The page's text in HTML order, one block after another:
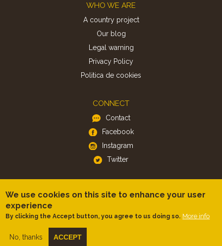
WHO WE ARE
A country project
Our blog
Legal warning
Privacy Policy
Politica de cookies
CONNECT
Contact
Facebook
Instagram
Twitter
Android
We use cookies on this site to enhance your user
experience
By clicking the Accept button, you agree to us doing so. More info
No, thanks ACCEPT